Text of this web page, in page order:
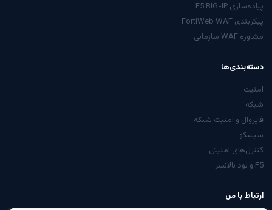
پیاده‌سازی F5 BIG-IP
پیکربندی FortiWeb WAF
مشاوره WAF سازمانی
دسته‌بندی‌ها
امنیت
شبکه
فایروال و امنیت شبکه
سیسکو
کنترل‌های امنیتی
F5 و لود بالانسر
ارتباط با من